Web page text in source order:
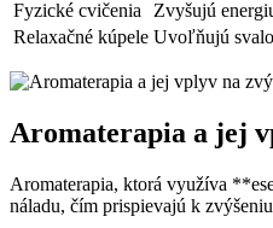
Fyzické cvičenia
Zvyšujú
Relaxačné kúpele Uvoľňujú
Aromaterapia a jej
Aromaterapia, ktorá využíva
náladu, čím prispievajú k